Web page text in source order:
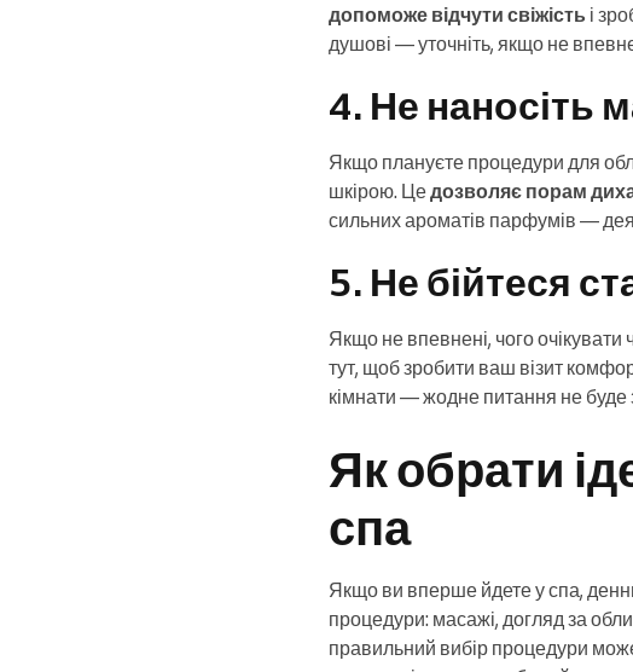
допоможе відчути свіжість і
душові — уточніть, якщо не
4. Не наносіть
Якщо плануєте процедури для
шкірою. Цедозволяє порам
сильних ароматів парфумів —
5. Не бійтеся
Якщо не впевнені, чого
тут, щоб зробити ваш візит
кімнати — жодне питання не буде
Як обрати
спа
Якщо ви вперше йдете у спа,
процедури: масажі, догляд за
правильний вибір процедури